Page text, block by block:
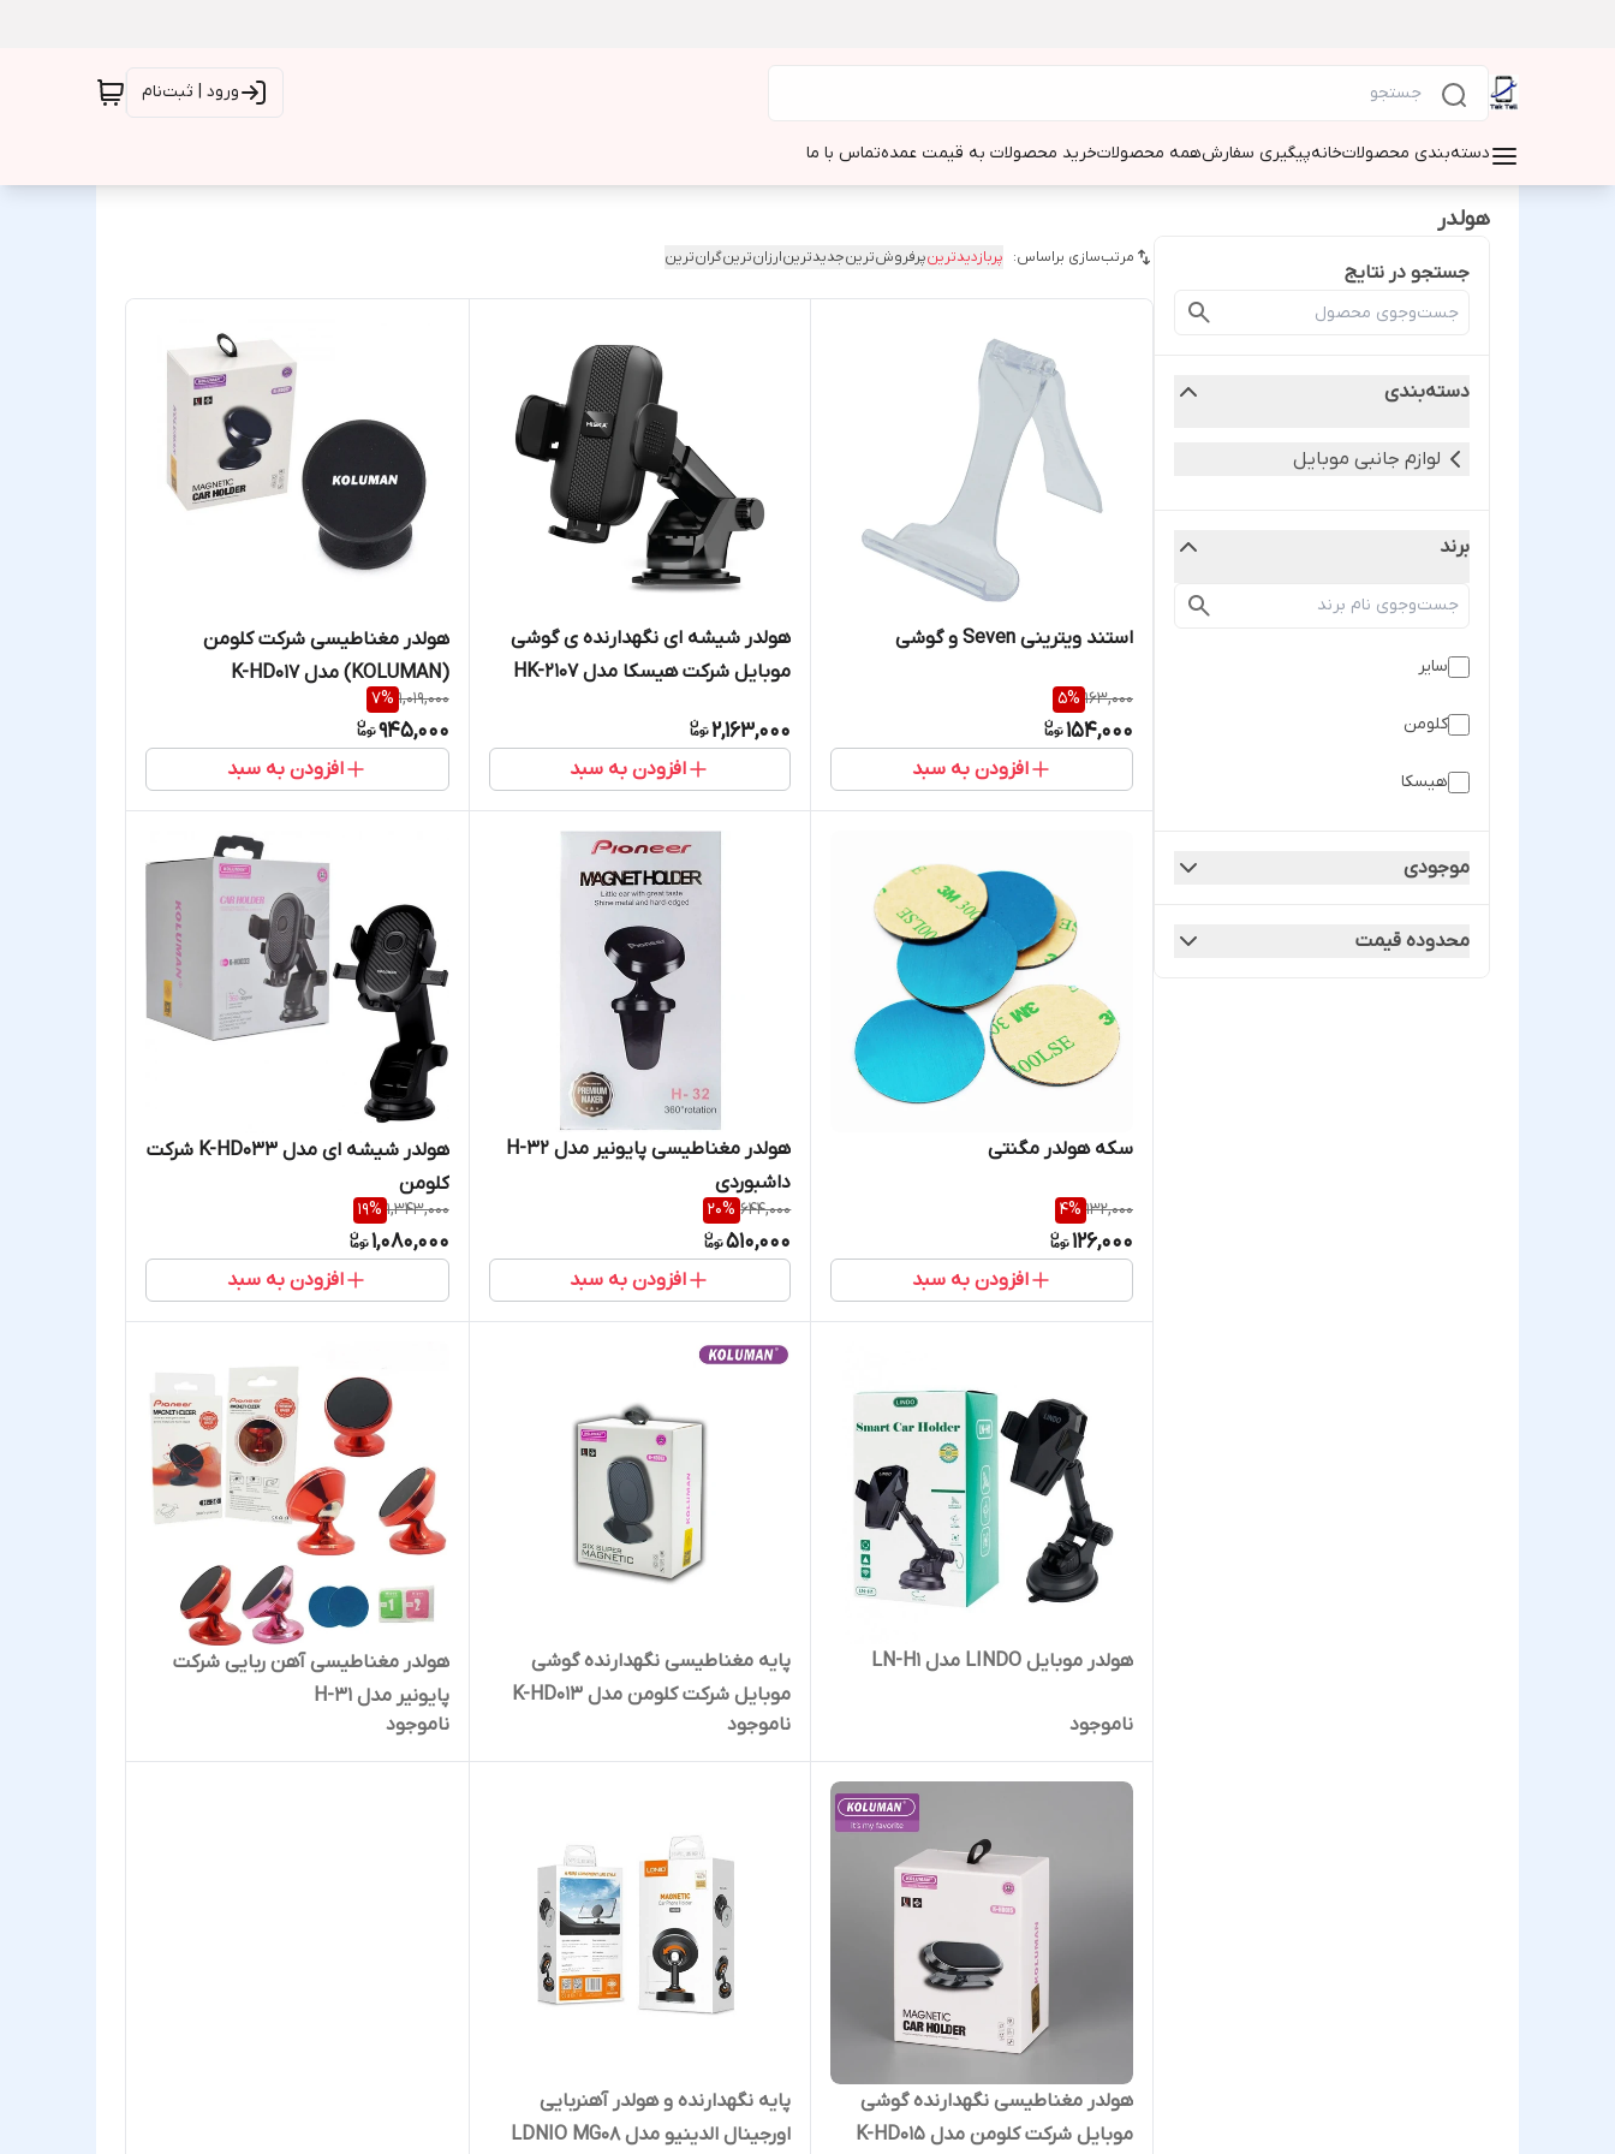
ورود | ثبت‌نام
دسته‌بندی محصولاتخانهپیگیری سفارشهمه محصولاتخرید محصولات به قیمت عمدهتماس با ما
هولدر
جستجو در نتایج
دسته‌بندی
لوازم جانبی موبایل
برند
سایر
کلومن
هیسکا
موجودی
محدوده قیمت
مرتب‌سازی براساس: پربازدیدترینپرفروش‌ترینجدیدترینارزان‌ترینگران‌ترین
استند ویترینی Seven و گوشی
163,000
5%
154,000
افزودن به سبد
هولدر شیشه ای نگهدارنده ی گوشی
موبایل شرکت هیسکا مدل HK-2107
2,163,000
افزودن به سبد
هولدر مغناطیسی شرکت کلومن
(KOLUMAN) مدل K-HD017
1,019,000
7%
945,000
افزودن به سبد
سکه هولدر مگنتی
132,000
4%
126,000
افزودن به سبد
هولدر مغناطیسی پایونیر مدل H-32
داشبوردی
644,000
20%
510,000
افزودن به سبد
هولدر شیشه ای مدل K-HD033 شرکت
کلومن
1,343,000
19%
1,080,000
افزودن به سبد
هولدر موبایل LINDO مدل LN-H1
ناموجود
پایه مغناطیسی نگهدارنده گوشی
موبایل شرکت کلومن مدل K-HD013
ناموجود
هولدر مغناطیسی آهن ربایی شرکت
پایونیر مدل H-31
ناموجود
هولدر مغناطیسی نگهدارنده گوشی
موبایل شرکت کلومن مدل K-HD015
پایه نگهدارنده و هولدر آهنربایی
اورجینال الدینیو مدل LDNIO MG08